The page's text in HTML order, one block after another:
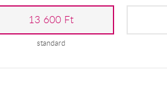
13 600 Ft
standard